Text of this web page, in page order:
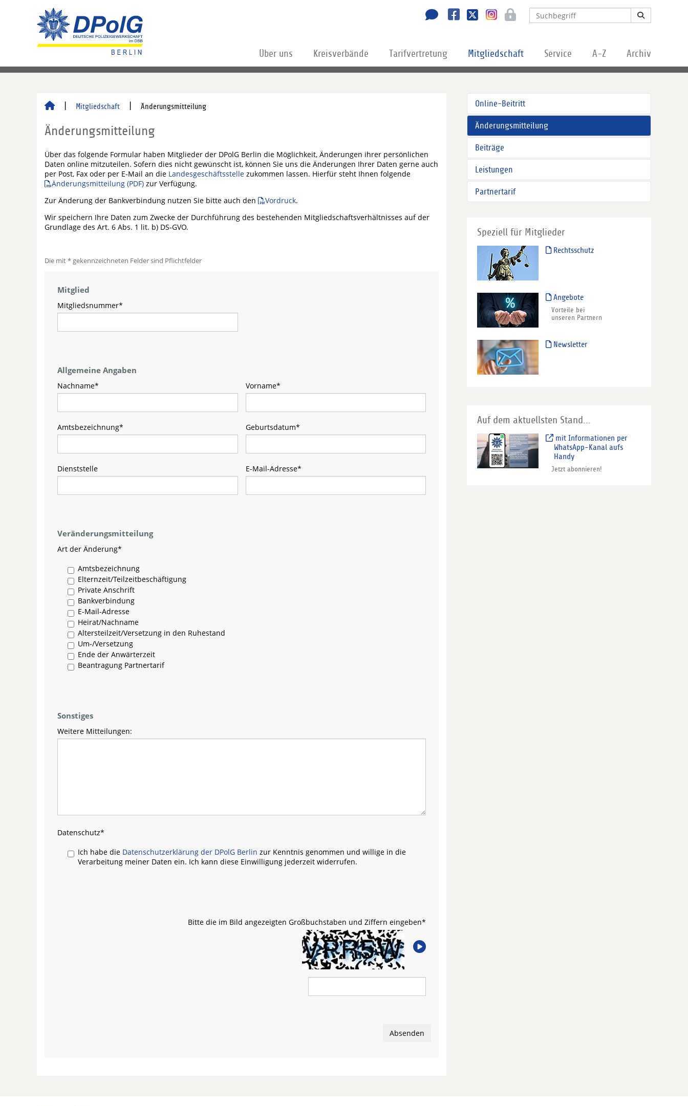
Über uns Kreisverbände Tarifvertretung Mitgliedschaft Service A-Z Archiv
Mitgliedschaft Änderungsmitteilung
Änderungsmitteilung
Über das folgende Formular haben Mitglieder der DPolG Berlin die Möglichkeit, Änderungen ihrer persönlichen
Daten online mitzuteilen. Sofern dies nicht gewünscht ist, können Sie uns die Änderungen Ihrer Daten gerne auch
per Post, Fax oder per E-Mail an die Landesgeschäftsstelle zukommen lassen. Hierfür steht Ihnen folgende
Änderungsmitteilung (PDF) zur Verfügung.
Zur Änderung der Bankverbindung nutzen Sie bitte auch den
Vordruck.
Wir speichern Ihre Daten zum Zwecke der Durchführung des bestehenden Mitgliedschaftsverhältnisses auf der
Grundlage des Art. 6 Abs. 1 lit. b) DS-GVO.
Die mit * gekennzeichneten Felder sind Pflichtfelder
Mitglied
Mitgliedsnummer*
Allgemeine Angaben
Nachname* Vorname*
Amtsbezeichnung* Geburtsdatum*
Dienststelle E-Mail-Adresse*
Veränderungsmitteilung
Art der Änderung*
Amtsbezeichnung
Elternzeit/Teilzeitbeschäftigung
Private Anschrift
Bankverbindung
E-Mail-Adresse
Heirat/Nachname
Altersteilzeit/Versetzung in den Ruhestand
Um-/Versetzung
Ende der Anwärterzeit
Beantragung Partnertarif
Sonstiges
Weitere Mitteilungen:
Datenschutz*
Ich habe die Datenschutzerklärung der DPolG Berlin zur Kenntnis genommen und willige in die
Verarbeitung meiner Daten ein. Ich kann diese Einwilligung jederzeit widerrufen.
Bitte die im Bild angezeigten Großbuchstaben und Ziffern eingeben*
Absenden
Online-Beitritt
Änderungsmitteilung
Beiträge
Leistungen
Partnertarif
Speziell für Mitglieder
Rechtsschutz
Angebote
Vorteile bei
unseren Partnern
Newsletter
Auf dem aktuellsten Stand...
mit Informationen per
WhatsApp-Kanal aufs
Handy
Jetzt abonnieren!